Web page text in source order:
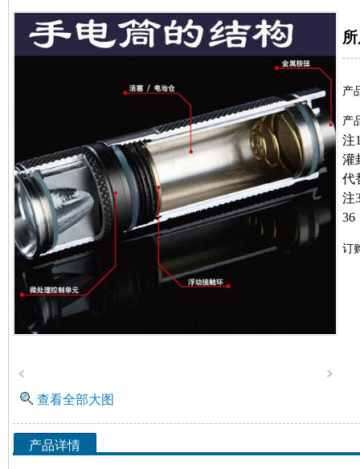
查看全部大图
产
产
注
灌
代
注
36
订
产品详情